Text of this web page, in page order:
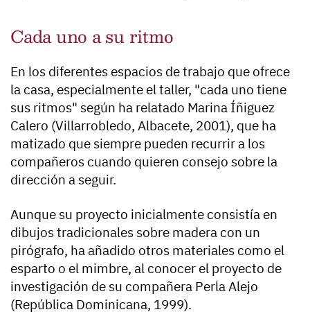
Cada uno a su ritmo
En los diferentes espacios de trabajo que ofrece
la casa, especialmente el taller, "cada uno tiene
sus ritmos" según ha relatado Marina Íñiguez
Calero (Villarrobledo, Albacete, 2001), que ha
matizado que siempre pueden recurrir a los
compañeros cuando quieren consejo sobre la
dirección a seguir.
Aunque su proyecto inicialmente consistía en
dibujos tradicionales sobre madera con un
pirógrafo, ha añadido otros materiales como el
esparto o el mimbre, al conocer el proyecto de
investigación de su compañera Perla Alejo
(República Dominicana, 1999).